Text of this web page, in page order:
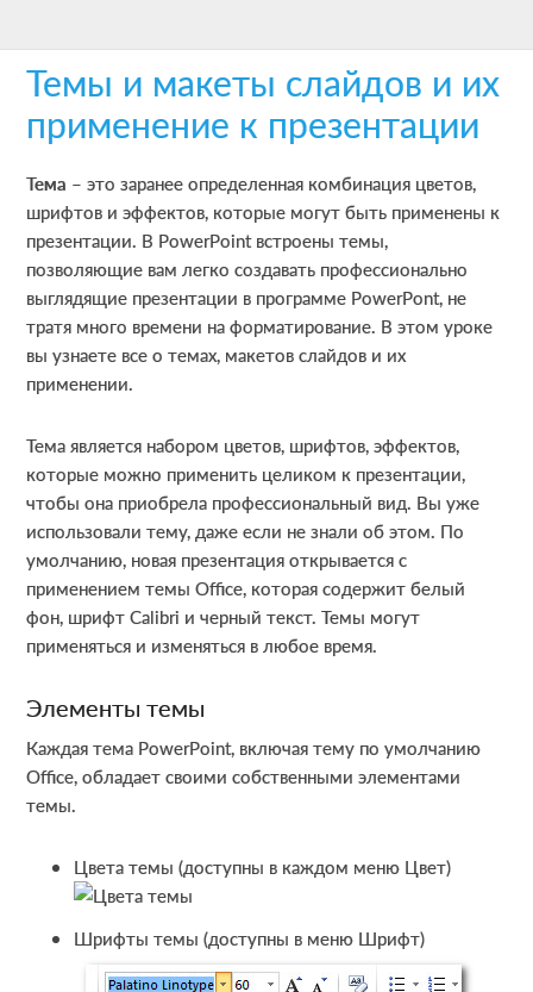
main
content
primary
sidebar
footer
Темы и макеты слайдов и их
применение к презентации
Тема – это заранее определенная комбинация цветов,
шрифтов и эффектов, которые могут быть применены к
презентации. В PowerPoint встроены темы,
позволяющие вам легко создавать профессионально
выглядящие презентации в программе PowerPont, не
тратя много времени на форматирование. В этом уроке
вы узнаете все о темах, макетов слайдов и их
применении.
Тема является набором цветов, шрифтов, эффектов,
которые можно применить целиком к презентации,
чтобы она приобрела профессиональный вид. Вы уже
использовали тему, даже если не знали об этом. По
умолчанию, новая презентация открывается с
применением темы Office, которая содержит белый
фон, шрифт Calibri и черный текст. Темы могут
применяться и изменяться в любое время.
Элементы темы
Каждая тема PowerPoint, включая тему по умолчанию
Office, обладает своими собственными элементами
темы.
Цвета темы (доступны в каждом меню Цвет)
Шрифты темы (доступны в меню Шрифт)